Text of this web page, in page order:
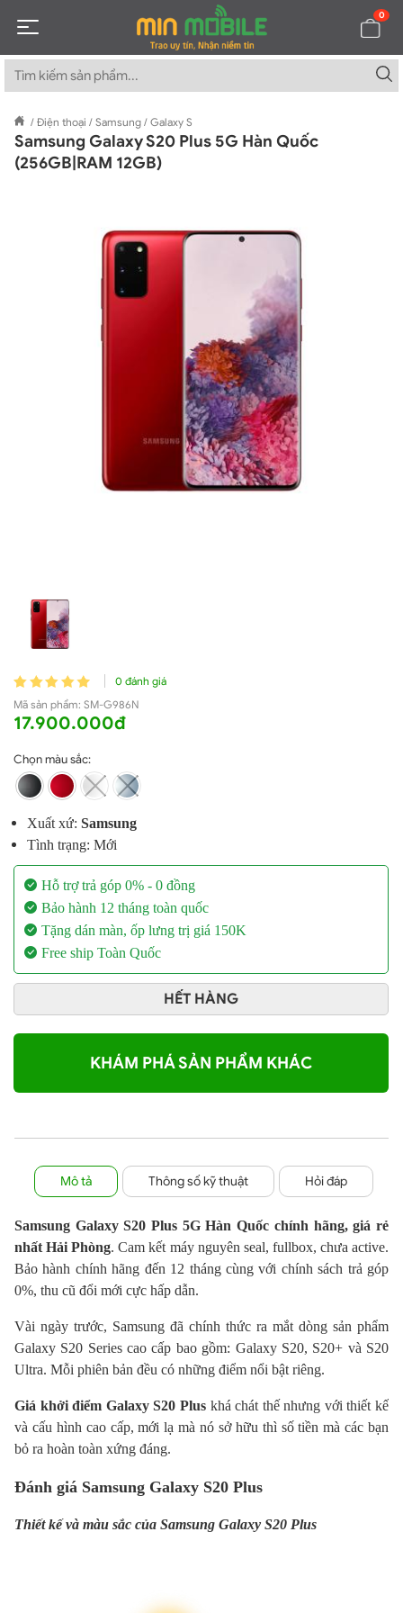
0
/ Điện thoại / Samsung / Galaxy S
Samsung Galaxy S20 Plus 5G Hàn Quốc
(256GB|RAM 12GB)
0 đánh giá
Mã sản phẩm: SM-G986N
17.900.000đ
Chọn màu sắc:
Xuất xứ: Samsung
Tình trạng: Mới
Hỗ trợ trả góp 0% - 0 đồng
Bảo hành 12 tháng toàn quốc
Tặng dán màn, ốp lưng trị giá 150K
Free ship Toàn Quốc
HẾT HÀNG
KHÁM PHÁ SẢN PHẨM KHÁC
Mô tả Thông số kỹ thuật Hỏi đáp
Samsung Galaxy S20 Plus 5G Hàn Quốc chính hãng, giá rẻ
nhất Hải Phòng. Cam kết máy nguyên seal, fullbox, chưa active.
Bảo hành chính hãng đến 12 tháng cùng với chính sách trả góp
0%, thu cũ đổi mới cực hấp dẫn.
Vài ngày trước, Samsung đã chính thức ra mắt dòng sản phẩm
Galaxy S20 Series cao cấp bao gồm: Galaxy S20, S20+ và S20
Ultra. Mỗi phiên bản đều có những điểm nổi bật riêng.
Giá khởi điểm Galaxy S20 Pluskhá chát thế nhưng với thiết kế
và cấu hình cao cấp, mới lạ mà nó sở hữu thì số tiền mà các bạn
bỏ ra hoàn toàn xứng đáng.
Đánh giá Samsung Galaxy S20 Plus
Thiết kế và màu sắc của Samsung Galaxy S20 Plus